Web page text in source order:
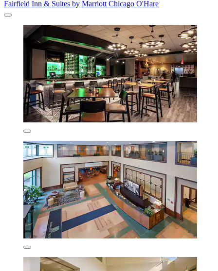
Fairfield Inn & Suites by Marriott Chicago O'Hare